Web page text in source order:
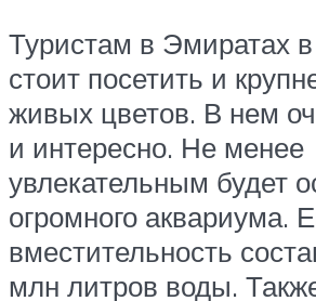
Туристам в Эмиратах
стоит посетить и
живых цветов. В нем
и интересно. Не менее
увлекательным будет
огромного аквариума.
вместительность
млн литров воды.